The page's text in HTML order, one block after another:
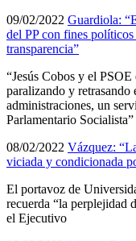
09/02/2022 Guardiola:
del PP con fines
transparencia”
“Jesús Cobos y el
paralizando y
administraciones, un
Parlamentario
08/02/2022 Vázquez:
viciada y condicionada
El portavoz de
recuerda “la perplejidad
el Ejecutivo